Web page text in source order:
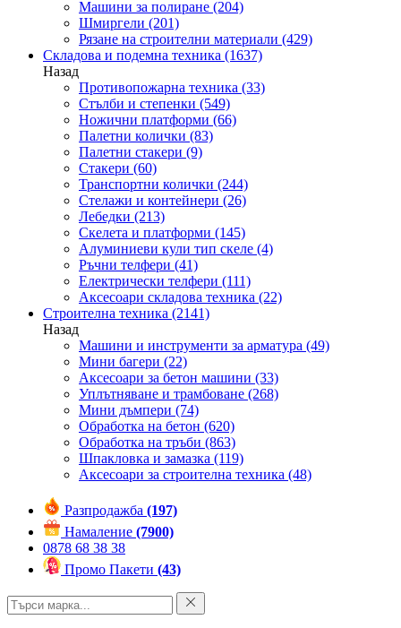
Машини за полиране (204)
Шмиргели (201)
Рязане на строителни материали (429)
Складова и подемна техника (1637)
Назад
Противопожарна техника (33)
Стълби и степенки (549)
Ножични платформи (66)
Палетни колички (83)
Палетни стакери (9)
Стакери (60)
Транспортни колички (244)
Стелажи и контейнери (26)
Лебедки (213)
Скелета и платформи (145)
Алуминиеви кули тип скеле (4)
Ръчни телфери (41)
Електрически телфери (111)
Аксесоари складова техника (22)
Строителна техника (2141)
Назад
Машини и инструменти за арматура (49)
Мини багери (22)
Аксесоари за бетон машини (33)
Уплътняване и трамбоване (268)
Мини дъмпери (74)
Обработка на бетон (620)
Обработка на тръби (863)
Шпакловка и замазка (119)
Аксесоари за строителна техника (48)
Разпродажба (197)
Намаление (7900)
0878 68 38 38
Промо Пакети (43)